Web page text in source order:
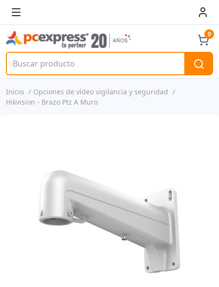
0
Inicio
Opciones de vídeo vigilancia y seguridad
Hikvision - Brazo Ptz A Muro